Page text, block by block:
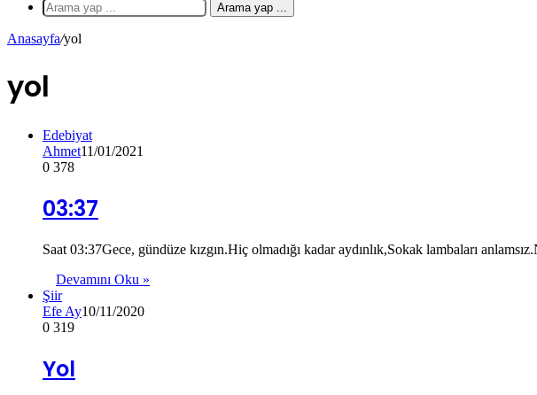
Arama yap ...
Anasayfa/yol
yol
Edebiyat
Ahmet11/01/2021
0 378
03:37
Saat 03:37Gece, gündüze kızgın.Hiç olmadığı kadar aydınlık,Sokak lambaları
Devamını Oku »
Şiir
Efe Ay10/11/2020
0 319
Yol